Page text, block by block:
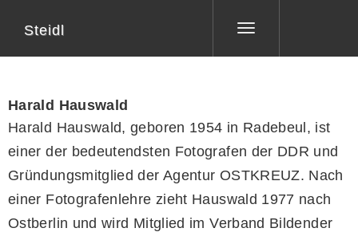
Toggle
Steidl
Harald Hauswald
Harald Hauswald, geboren 1954 in Radebeul, ist
einer der bedeutendsten Fotografen der DDR und
Gründungsmitglied der Agentur OSTKREUZ. Nach
einer Fotografenlehre zieht Hauswald 1977 nach
Ostberlin und wird Mitglied im Verband Bildender